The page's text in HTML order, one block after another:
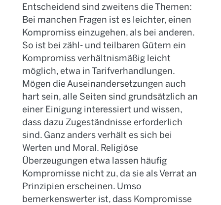
Entscheidend sind zweitens die Themen:
Bei manchen Fragen ist es leichter, einen
Kompromiss einzugehen, als bei anderen.
So ist bei zähl- und teilbaren Gütern ein
Kompromiss verhältnismäßig leicht
möglich, etwa in Tarifverhandlungen.
Mögen die Auseinandersetzungen auch
hart sein, alle Seiten sind grundsätzlich an
einer Einigung interessiert und wissen,
dass dazu Zugeständnisse erforderlich
sind. Ganz anders verhält es sich bei
Werten und Moral. Religiöse
Überzeugungen etwa lassen häufig
Kompromisse nicht zu, da sie als Verrat an
Prinzipien erscheinen. Umso
bemerkenswerter ist, dass Kompromisse